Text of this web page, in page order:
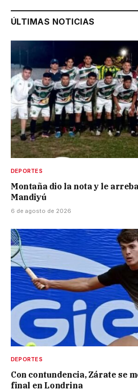
ÚLTIMAS NOTICIAS
DEPORTES
Montaña dio la nota y le
Mandiyú
6 de agosto de 2026
DEPORTES
Con contundencia, Zárate se
final en Londrina